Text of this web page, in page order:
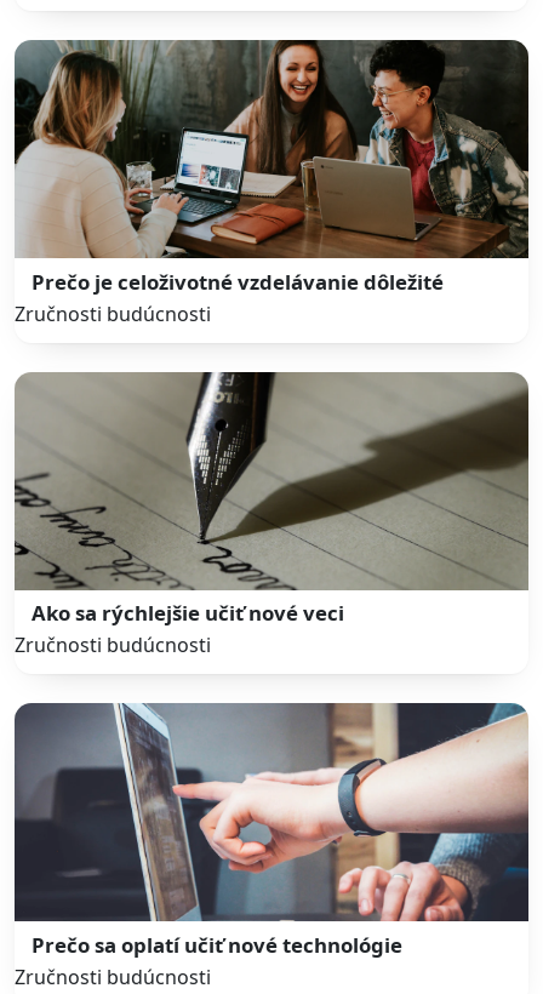
Prečo je celoživotné vzdelávanie dôležité
Zručnosti budúcnosti
Ako sa rýchlejšie učiť nové veci
Zručnosti budúcnosti
Prečo sa oplatí učiť nové technológie
Zručnosti budúcnosti